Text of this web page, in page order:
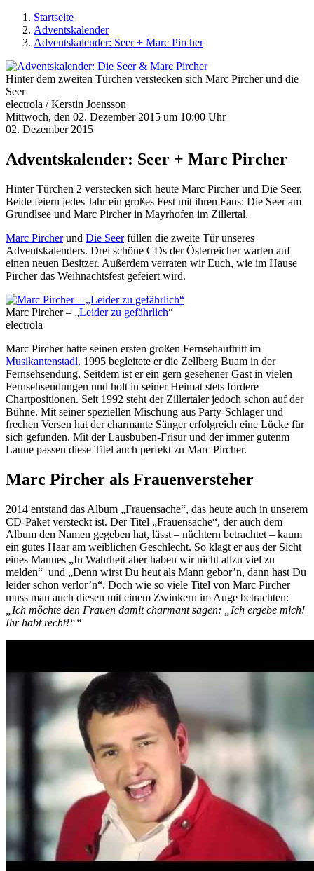
Startseite
Adventskalender
Adventskalender: Seer + Marc Pircher
Hinter dem zweiten Türchen verstecken sich Marc Pircher und die
Seer
electrola / Kerstin Joensson
Mittwoch, den 02. Dezember 2015 um 10:00 Uhr
02. Dezember 2015
Adventskalender: Seer + Marc Pircher
Hinter Türchen 2 verstecken sich heute Marc Pircher und Die Seer.
Beide feiern jedes Jahr ein großes Fest mit ihren Fans: Die Seer am
Grundlsee und Marc Pircher in Mayrhofen im Zillertal.
Marc Pircherund Die Seerfüllen die zweite Tür unseres
Adventskalenders. Drei schöne CDs der Österreicher warten auf
einen neuen Besitzer. Außerdem verraten wir Euch, wie im Hause
Pircher das Weihnachtsfest gefeiert wird.
Marc Pircher – „Leider zu gefährlich“
electrola
Marc Pircher hatte seinen ersten großen Fernsehauftritt im
Musikantenstadl. 1995 begleitete er die Zellberg Buam in der
Fernsehsendung. Seitdem ist er ein gern gesehener Gast in vielen
Fernsehsendungen und holt in seiner Heimat stets fordere
Chartpositionen. Seit 1992 steht der Zillertaler jedoch schon auf der
Bühne. Mit seiner speziellen Mischung aus Party-Schlager und
frechen Versen hat der charmante Sänger erfolgreich eine Lücke für
sich gefunden. Mit der Lausbuben-Frisur und der immer gutenm
Laune passen diese Titel auch perfekt zu Marc Pircher.
Marc Pircher als Frauenversteher
2014 entstand das Album „Frauensache“, das heute auch in unserem
CD-Paket versteckt ist. Der Titel „Frauensache“, der auch dem
Album den Namen gegeben hat, lässt – nüchtern betrachtet – kaum
ein gutes Haar am weiblichen Geschlecht. So klagt er aus der Sicht
eines Mannes „In Wahrheit aber haben wir nicht allzu viel zu
melden“ und „Denn wirst Du heut als Mann gebor’n, dann hast Du
leider schon verlor’n“. Doch wie so viele Titel von Marc Pircher
muss man auch diesen mit einem Zwinkern im Auge betrachten:
„Ich möchte den Frauen damit charmant sagen: „Ich ergebe mich!
Ihr habt recht!““